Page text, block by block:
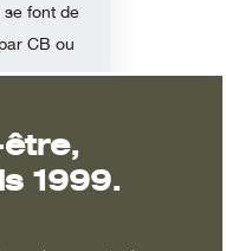
se font de
CB ou
1999.